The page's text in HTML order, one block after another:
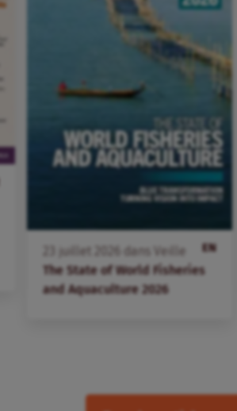
EN
juillet dans
Veille
The State of World Fisheries
and Aquaculture 2026